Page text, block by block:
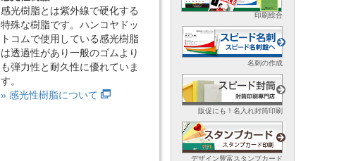
感光樹脂とは紫外線で硬化する
特殊な樹脂です。ハンコヤドッ
トコムで使用している感光樹脂
は透過性があり一般のゴムより
も弾力性と耐久性に優れていま
す。
» 感光性樹脂について
印刷総合
名刺の作成
販促にも！名入れ封筒印刷
デザイン豊富スタンプカード